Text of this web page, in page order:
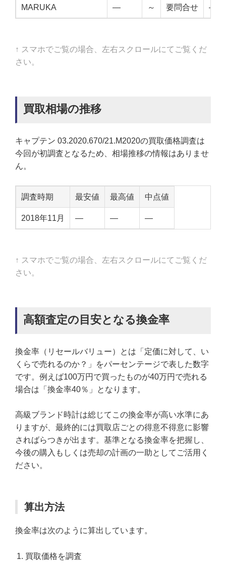
MARUKA — ～ 要問合せ —
↑ スマホでご覧の場合、左右スクロールにてご覧くだ
さい。
買取相場の推移
キャプテン 03.2020.670/21.M2020の買取価格調査は
今回が初調査となるため、相場推移の情報はありませ
ん。
調査時期 最安値 最高値 中点値
2018年11月 — — —
↑ スマホでご覧の場合、左右スクロールにてご覧くだ
さい。
高額査定の目安となる換金率
換金率（リセールバリュー）とは「定価に対して、い
くらで売れるのか？」をパーセンテージで表した数字
です。例えば100万円で買ったものが40万円で売れる
場合は「換金率40％」となります。
高級ブランド時計は総じてこの換金率が高い水準にあ
りますが、最終的には買取店ごとの得意不得意に影響
さればらつきが出ます。基準となる換金率を把握し、
今後の購入もしくは売却の計画の一助としてご活用く
ださい。
算出方法
換金率は次のように算出しています。
買取価格を調査